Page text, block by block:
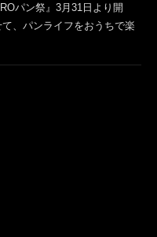
パン祭』3月31日より開
、パンライフをおうちで楽